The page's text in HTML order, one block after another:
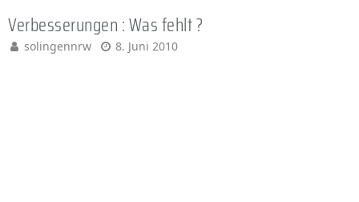
Verbesserungen : Was fehlt ?
solingennrw 8. Juni 2010